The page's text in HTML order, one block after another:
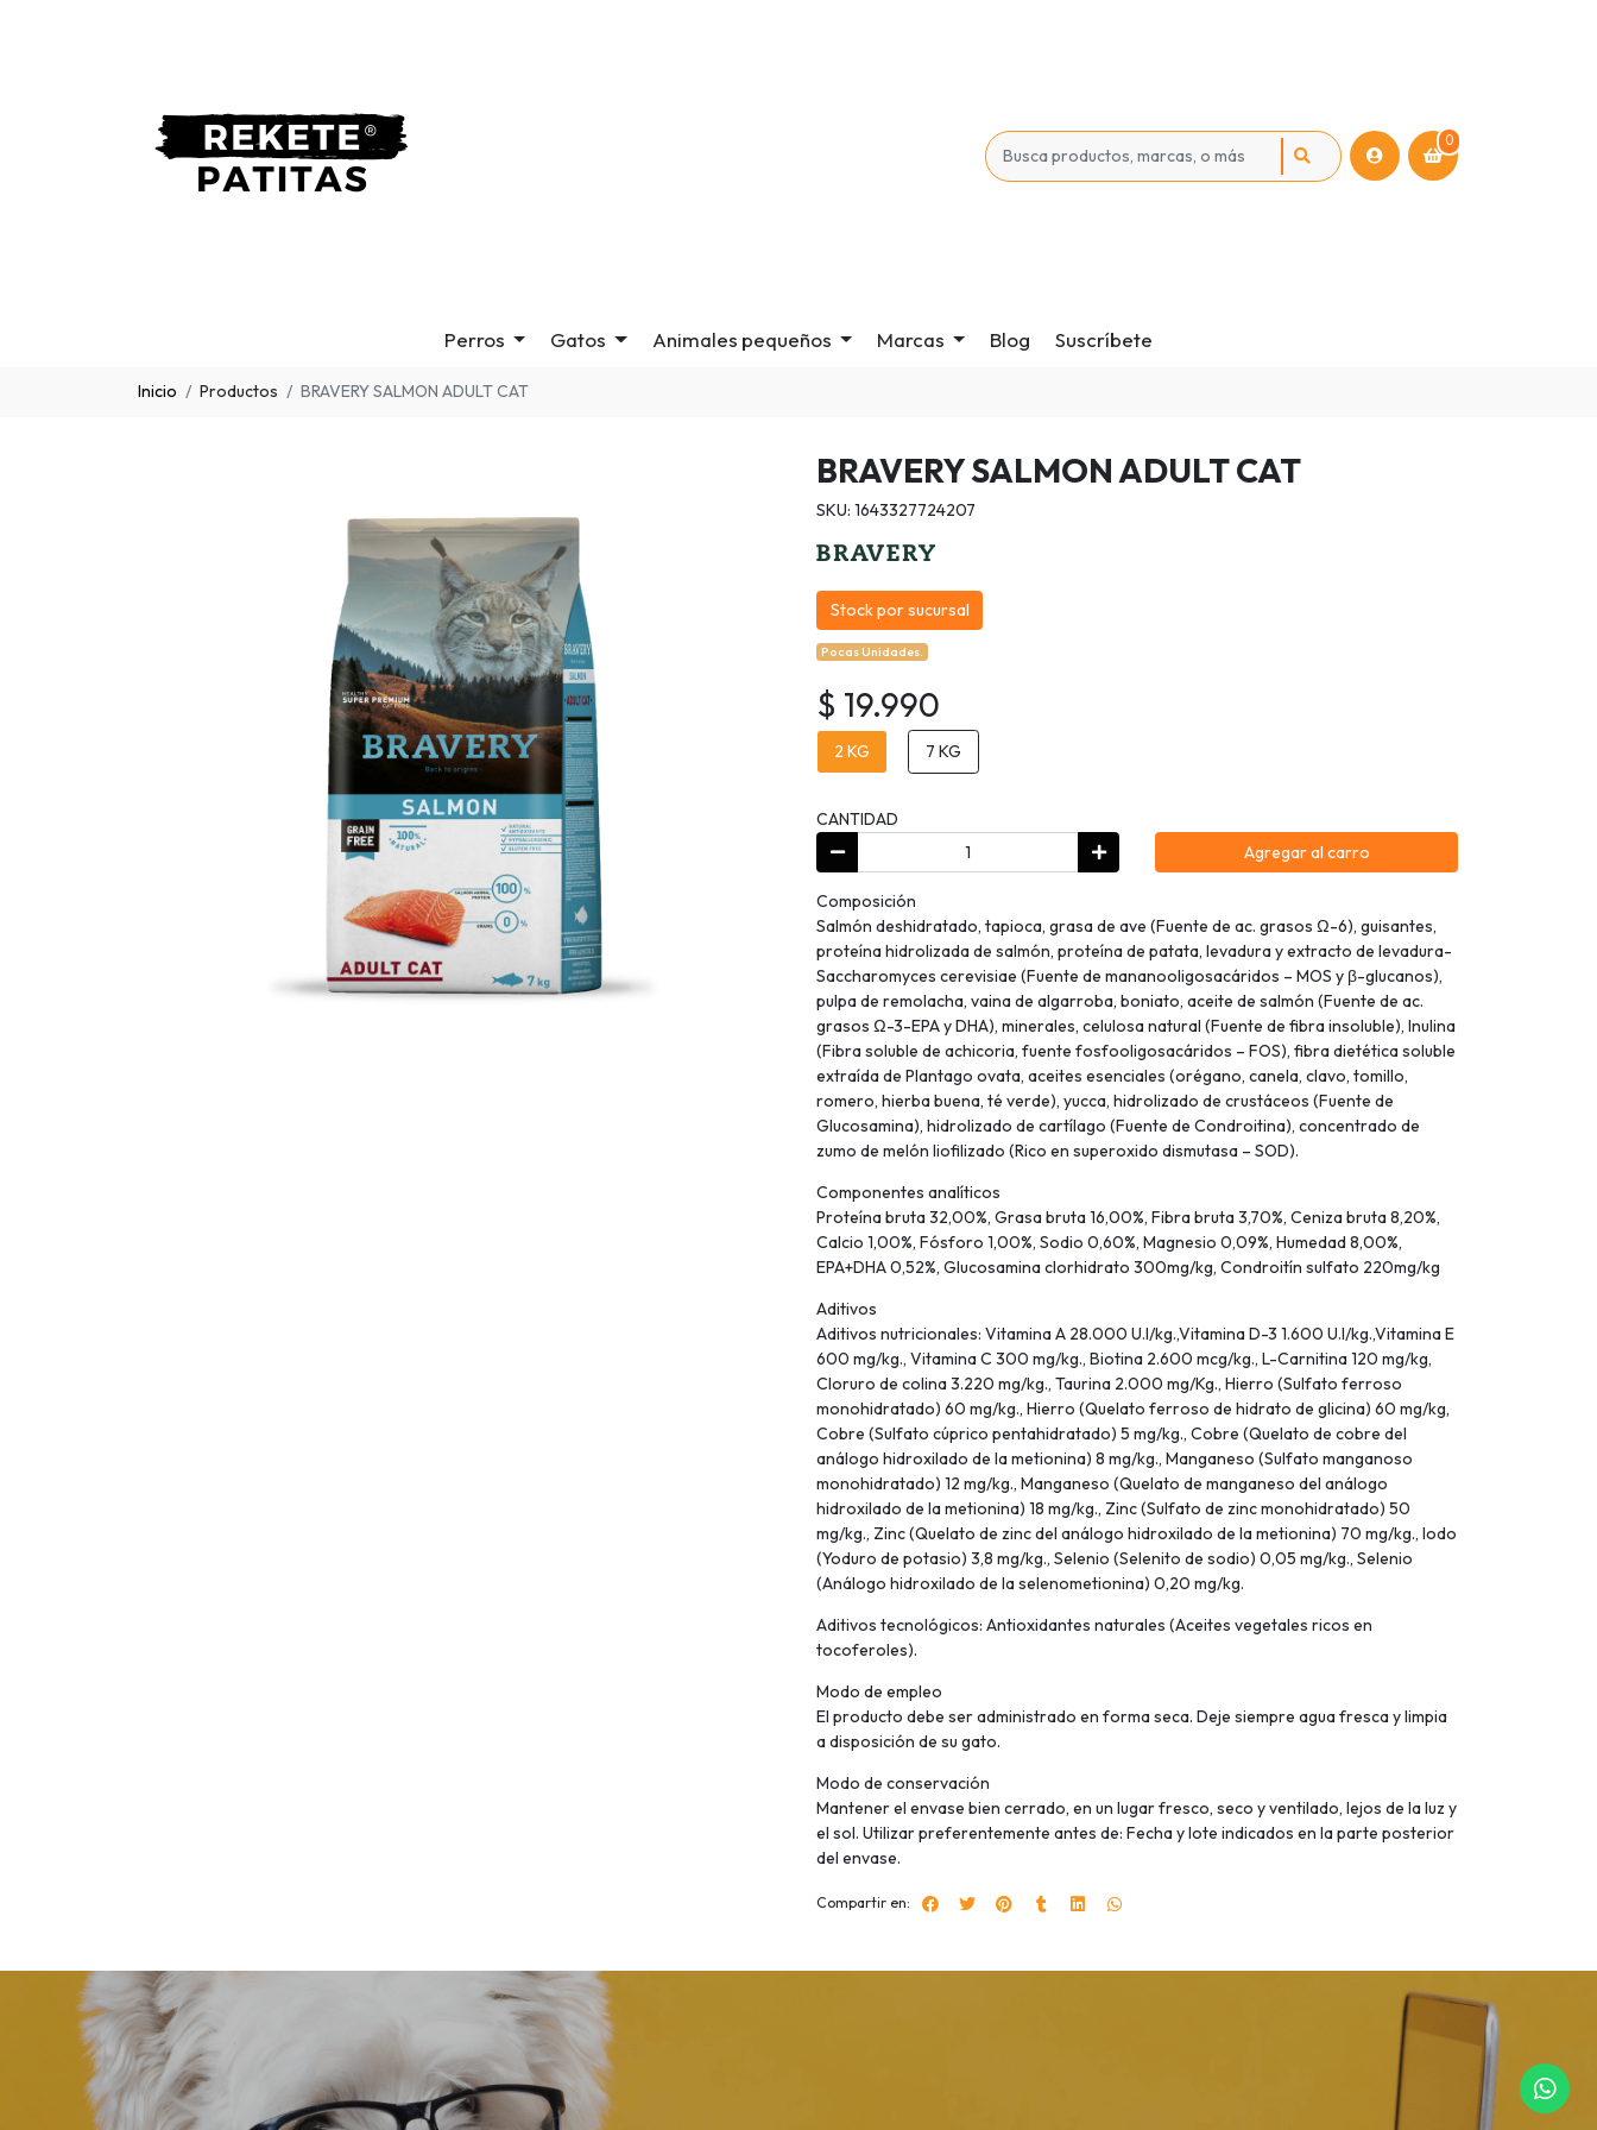
0
Perros Gatos Animales pequeños Marcas Blog Suscríbete
Inicio Productos BRAVERY SALMON ADULT CAT
BRAVERY SALMON ADULT CAT
SKU: 1643327724207
Stock por sucursal
Pocas Unidades.
$ 19.990
2 KG 7 KG
CANTIDAD
Agregar al carro
Composición
Salmón deshidratado, tapioca, grasa de ave (Fuente de ac. grasos Ω-6), guisantes,
proteína hidrolizada de salmón, proteína de patata, levadura y extracto de levadura-
Saccharomyces cerevisiae (Fuente de mananooligosacáridos – MOS y β-glucanos),
pulpa de remolacha, vaina de algarroba, boniato, aceite de salmón (Fuente de ac.
grasos Ω-3-EPA y DHA), minerales, celulosa natural (Fuente de fibra insoluble), Inulina
(Fibra soluble de achicoria, fuente fosfooligosacáridos – FOS), fibra dietética soluble
extraída de Plantago ovata, aceites esenciales (orégano, canela, clavo, tomillo,
romero, hierba buena, té verde), yucca, hidrolizado de crustáceos (Fuente de
Glucosamina), hidrolizado de cartílago (Fuente de Condroitina), concentrado de
zumo de melón liofilizado (Rico en superoxido dismutasa – SOD).
Componentes analíticos
Proteína bruta 32,00%, Grasa bruta 16,00%, Fibra bruta 3,70%, Ceniza bruta 8,20%,
Calcio 1,00%, Fósforo 1,00%, Sodio 0,60%, Magnesio 0,09%, Humedad 8,00%,
EPA+DHA 0,52%, Glucosamina clorhidrato 300mg/kg, Condroitín sulfato 220mg/kg
Aditivos
Aditivos nutricionales: Vitamina A 28.000 U.I/kg.,Vitamina D-3 1.600 U.I/kg.,Vitamina E
600 mg/kg., Vitamina C 300 mg/kg., Biotina 2.600 mcg/kg., L-Carnitina 120 mg/kg,
Cloruro de colina 3.220 mg/kg., Taurina 2.000 mg/Kg., Hierro (Sulfato ferroso
monohidratado) 60 mg/kg., Hierro (Quelato ferroso de hidrato de glicina) 60 mg/kg,
Cobre (Sulfato cúprico pentahidratado) 5 mg/kg., Cobre (Quelato de cobre del
análogo hidroxilado de la metionina) 8 mg/kg., Manganeso (Sulfato manganoso
monohidratado) 12 mg/kg., Manganeso (Quelato de manganeso del análogo
hidroxilado de la metionina) 18 mg/kg., Zinc (Sulfato de zinc monohidratado) 50
mg/kg., Zinc (Quelato de zinc del análogo hidroxilado de la metionina) 70 mg/kg., Iodo
(Yoduro de potasio) 3,8 mg/kg., Selenio (Selenito de sodio) 0,05 mg/kg., Selenio
(Análogo hidroxilado de la selenometionina) 0,20 mg/kg.
Aditivos tecnológicos: Antioxidantes naturales (Aceites vegetales ricos en
tocoferoles).
Modo de empleo
El producto debe ser administrado en forma seca. Deje siempre agua fresca y limpia
a disposición de su gato.
Modo de conservación
Mantener el envase bien cerrado, en un lugar fresco, seco y ventilado, lejos de la luz y
el sol. Utilizar preferentemente antes de: Fecha y lote indicados en la parte posterior
del envase.
Compartir en: